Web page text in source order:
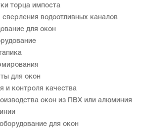
торца импоста
водоотливных каналов
для окон
для окон
и контроля качества
окон из ПВХ или алюминия
для окон